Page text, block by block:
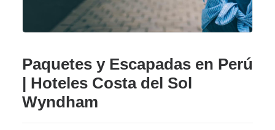
Paquetes y Escapadas en Perú
| Hoteles Costa del Sol
Wyndham